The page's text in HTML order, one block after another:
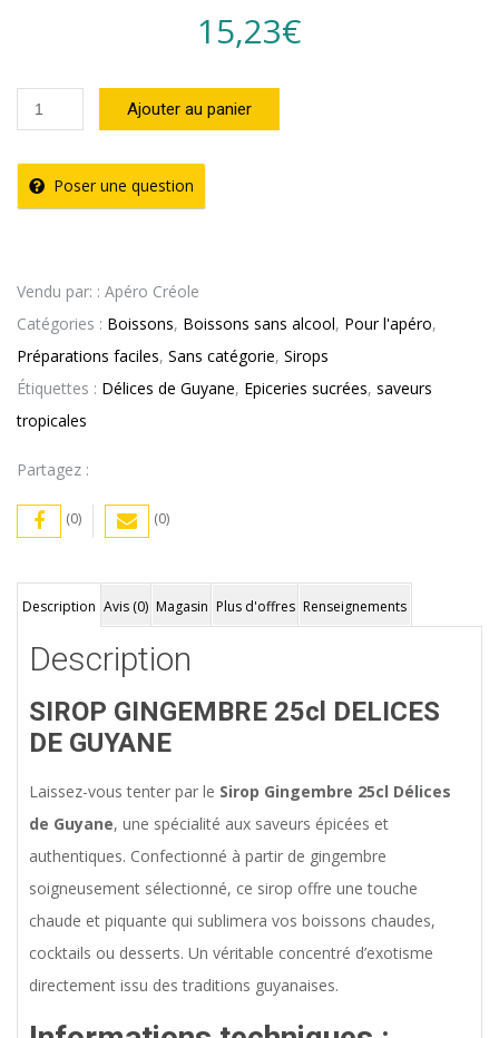
15,23€
quantité
de
Sirop
Gingembre
Guyane
(25cl)
Ajouter au panier
Poser une question
Vendu par: : Apéro Créole
Catégories : Boissons, Boissons sans alcool, Pour l'apéro,
Préparations faciles, Sans catégorie, Sirops
Étiquettes : Délices de Guyane, Epiceries sucrées, saveurs
tropicales
Partagez :
(0) (0)
Description Avis (0) Magasin Plus d'offres Renseignements
Description
SIROP GINGEMBRE 25cl DELICES
DE GUYANE
Laissez-vous tenter par le Sirop Gingembre 25cl Délices
de Guyane, une spécialité aux saveurs épicées et
authentiques. Confectionné à partir de gingembre
soigneusement sélectionné, ce sirop offre une touche
chaude et piquante qui sublimera vos boissons chaudes,
cocktails ou desserts. Un véritable concentré d’exotisme
directement issu des traditions guyanaises.